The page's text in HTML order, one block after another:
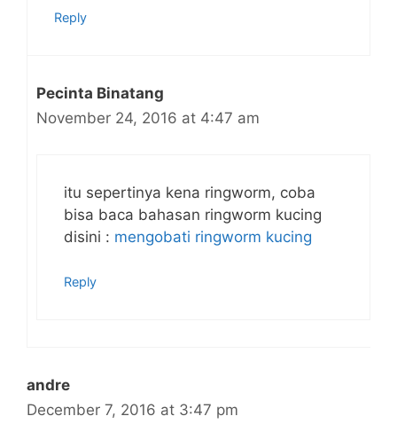
Reply
Pecinta Binatang
November 24, 2016 at 4:47 am
itu sepertinya kena ringworm, coba
bisa baca bahasan ringworm kucing
disini : mengobati ringworm kucing
Reply
andre
December 7, 2016 at 3:47 pm